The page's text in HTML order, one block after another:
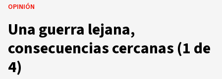
OPINIÓN
Una guerra lejana,
consecuencias cercanas (1 de
4)